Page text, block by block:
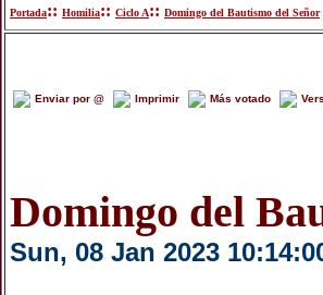
Portada:: Homilia:: Ciclo A:: Domingo del Bautismo del Señor
Enviar por @ Imprimir Más votado
Domingo del
Sun, 08 Jan 2023